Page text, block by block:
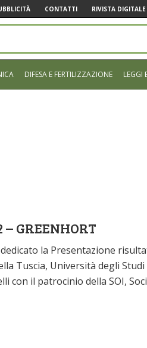
CONTATTI RIVISTA DIGITALE
DIFESA E FERTILIZZAZIONE LEGGI
GREENHORT
la Presentazione
Tuscia, Università degli Studi
con il patrocinio della SOI,